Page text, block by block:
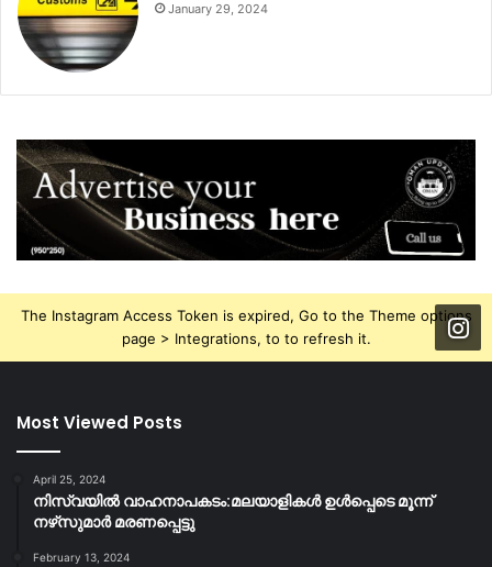
January 29, 2024
The Instagram Access Token is expired, Go to the Theme options
page > Integrations, to to refresh it.
Most Viewed Posts
April 25, 2024
നിസ്‌വയിൽ വാഹനാപകടം:മലയാളികള്‍ ഉള്‍പ്പെടെ മൂന്ന്
നഴ്‌സുമാര്‍ മരണപ്പെട്ടു
February 13, 2024